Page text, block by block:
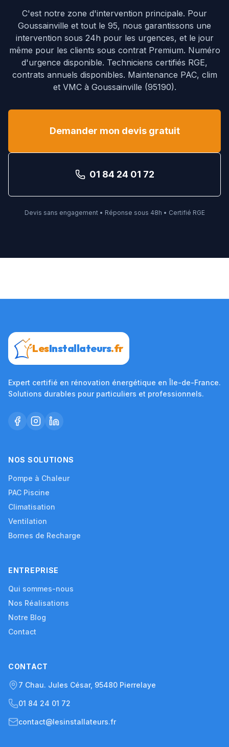
C'est notre zone d'intervention principale. Pour
Goussainville et tout le 95, nous garantissons une
intervention sous 24h pour les urgences, et le jour
même pour les clients sous contrat Premium. Numéro
d'urgence disponible. Techniciens certifiés RGE,
contrats annuels disponibles. Maintenance PAC, clim
et VMC à Goussainville (95190).
Demander mon devis gratuit
01 84 24 01 72
Devis sans engagement • Réponse sous 48h • Certifié RGE
LesInstallateurs.fr
Expert certifié en rénovation énergétique en Île-de-France.
Solutions durables pour particuliers et professionnels.
NOS SOLUTIONS
Pompe à Chaleur
PAC Piscine
Climatisation
Ventilation
Bornes de Recharge
ENTREPRISE
Qui sommes-nous
Nos Réalisations
Notre Blog
Contact
CONTACT
7 Chau. Jules César, 95480 Pierrelaye
01 84 24 01 72
contact@lesinstallateurs.fr